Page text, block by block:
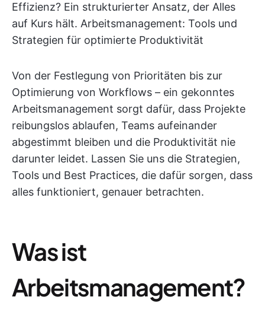
Effizienz? Ein strukturierter Ansatz, der Alles
auf Kurs hält. Arbeitsmanagement: Tools und
Strategien für optimierte Produktivität
Von der Festlegung von Prioritäten bis zur
Optimierung von Workflows – ein gekonntes
Arbeitsmanagement sorgt dafür, dass Projekte
reibungslos ablaufen, Teams aufeinander
abgestimmt bleiben und die Produktivität nie
darunter leidet. Lassen Sie uns die Strategien,
Tools und Best Practices, die dafür sorgen, dass
alles funktioniert, genauer betrachten.
Was ist
Arbeitsmanagement?